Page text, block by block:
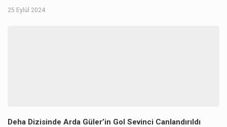
25 Eylül 2024
Deha Dizisinde Arda Güler’in Gol Sevinci Canlandırıldı